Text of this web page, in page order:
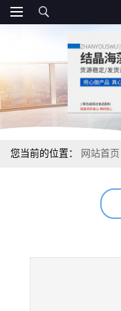
您当前的位置： 网站首页